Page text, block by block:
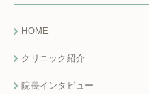
HOME
クリニック紹介
院長インタビュー